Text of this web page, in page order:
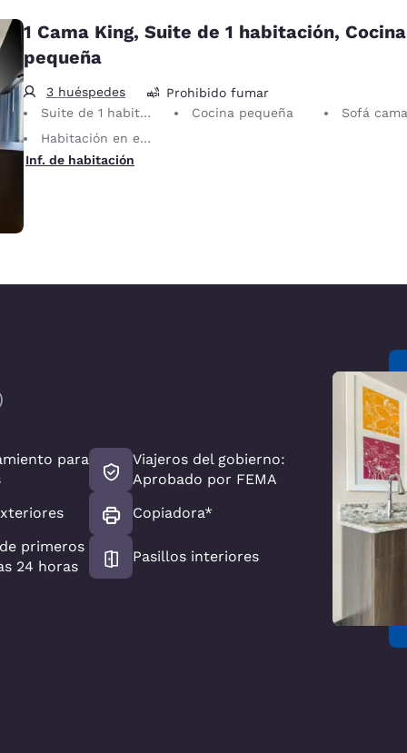
1 Cama King, Suite de 1 habitación, Cocina
pequeña
3 huéspedes
Prohibido fumar
Suite de 1 habitación
Cocina pequeña
Sofá cama para
Habitación en esquina
Inf. de habitación
para
primeros
24 horas
Viajeros del gobierno:
Aprobado por FEMA
Copiadora*
Pasillos interiores